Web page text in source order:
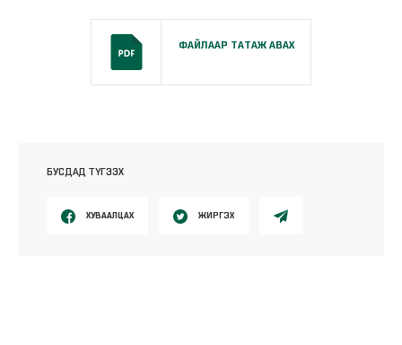
ФАЙЛААР ТАТАЖ АВАХ
БУСДАД ТҮГЭЭХ
ХУВААЛЦАХ ЖИРГЭХ